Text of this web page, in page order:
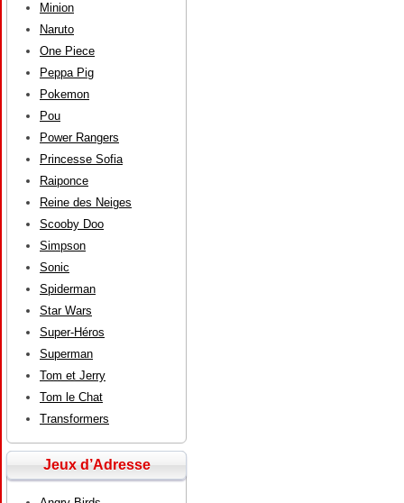
Minion
Naruto
One Piece
Peppa Pig
Pokemon
Pou
Power Rangers
Princesse Sofia
Raiponce
Reine des Neiges
Scooby Doo
Simpson
Sonic
Spiderman
Star Wars
Super-Héros
Superman
Tom et Jerry
Tom le Chat
Transformers
Jeux d’Adresse